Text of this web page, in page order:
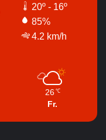
20º - 16º
85%
4.2 km/h
26 ℃
Fr.